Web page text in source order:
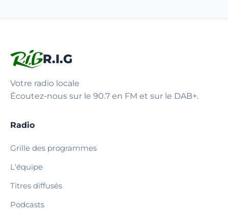
R.I.G
Votre radio locale
Écoutez-nous sur le 90.7 en FM et sur le DAB+.
Radio
Grille des programmes
L'équipe
Titres diffusés
Podcasts